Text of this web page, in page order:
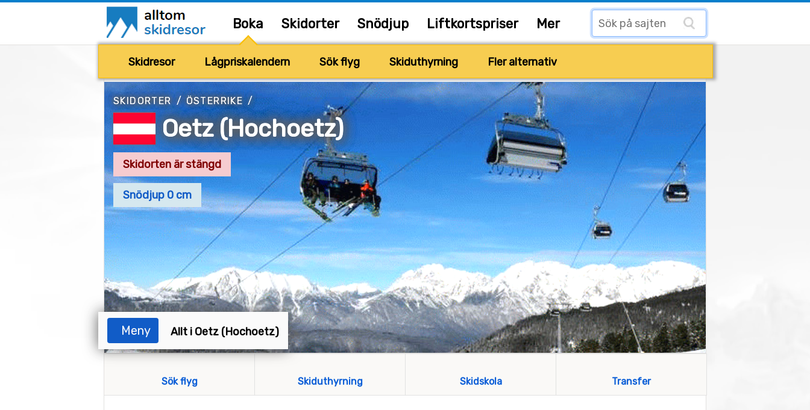
Boka Skidorter Snödjup Liftkortspriser Mer
Skidresor Lågpriskalendern Sök flyg Skiduthyrning Fler alternativ
SKIDORTER /ÖSTERRIKE /
Oetz (Hochoetz)
Skidorten är stängd
Snödjup 0 cm
Meny Allt i Oetz (Hochoetz)
Sök flyg Skiduthyrning Skidskola Transfer